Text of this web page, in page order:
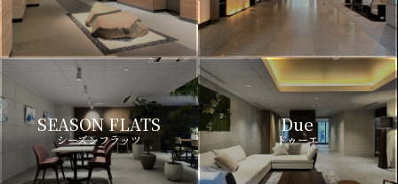
SEASON FLATS
シーズンフラッツ
Due
ドゥーエ